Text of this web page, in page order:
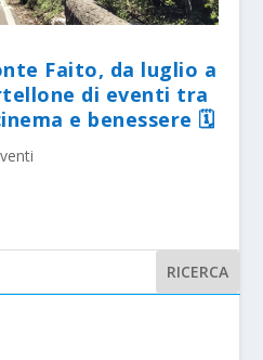
Faito, da luglio a
di eventi tra
e benessere 🗓